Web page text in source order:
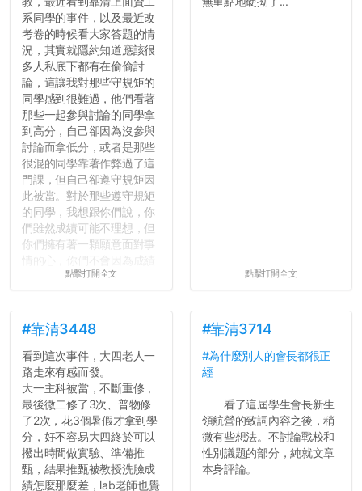
系同學的事件，以及最近改
考卷的時候看大家答題的情
況，其實就隱約知道應該很
多人私底下都有在偷偷討
論，這讓我對那些守規矩的
同學感到很難過，他們看著
那些一起參與討論的同學拿
到高分，自己卻因為沒參與
討論而拿低分，或者是那些
很混的同學靠著作弊過了這
門課，但自己卻遵守規矩因
此被當。對於那些遵守規矩
的同學，我想跟你們說，你
們雖然成績可能不理想，但
你們擁有著一顆願意面對事
壓力而選擇逃避(作弊)，在
績無法體現你們的努力，但
往後你們正直的態度一定會
讓你們在社會上適應得更
好。最後，那些作弊的同
學，你們要瞭解到作弊對你
們而言是沒有任何好處的，
大學是你們唯一可以勇敢認
錯但不需要付出太大代價的
地方，你們在這時候如果不
會學會...
點擊打開全文 點擊打開全文
#靠清3448
看到這次事件，大四老人一
路走來有感而發。
大一主科被當，不斷重修，
最後微二修了3次、普物修
了2次，花3個暑假才拿到學
分，好不容易大四終於可以
撥出時間做實驗、準備推
甄，結果推甄被教授洗臉成
績怎麼那麼差，lab老師也覺
#靠清3714
#為什麼別人的會長都很正
經
看了這屆學生會長新生
領航營的致詞內容之後，稍
微有些想法。不討論戰校和
性別議題的部分，純就文章
本身評論。